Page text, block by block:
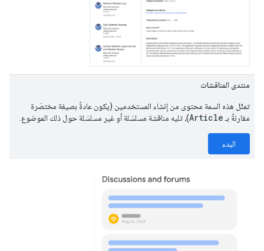
منتدى المناقشات
تمثّل هذه السمة محتوى من إنشاء المستخدمين (يكون عادةً بصيغة مختصَرة
مقارنةً بـ Article)، تليه مناقشة مسلسَلة أو غير مسلسَلة حول ذلك الموضوع.
البدء